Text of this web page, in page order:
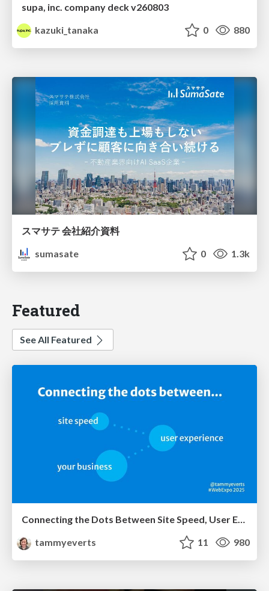
supa, inc. company deck v260803
kazuki_tanaka
0 880
スマサテ 会社紹介資料
sumasate
0 1.3k
Featured
See All Featured
tammyeverts
11 980